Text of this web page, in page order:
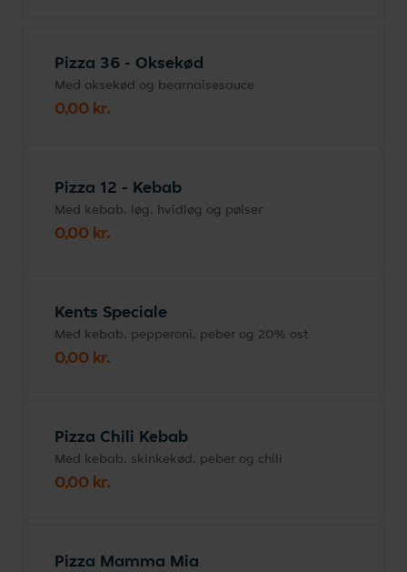
Pizza 36 - Oksekød
Med oksekød og bearnaisesauce
0,00 kr.
Pizza 12 - Kebab
Med kebab, løg, hvidløg og pølser
0,00 kr.
Kents Speciale
Med kebab, pepperoni, peber og 20% ost
0,00 kr.
Pizza Chili Kebab
Med kebab, skinkekød, peber og chili
0,00 kr.
Pizza Mamma Mia